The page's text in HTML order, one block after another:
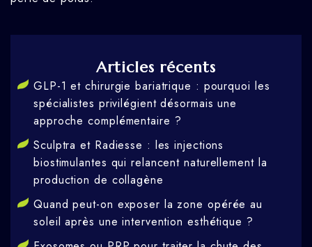
Articles récents
GLP-1 et chirurgie bariatrique : pourquoi les
spécialistes privilégient désormais une
approche complémentaire ?
Sculptra et Radiesse : les injections
biostimulantes qui relancent naturellement la
production de collagène
Quand peut-on exposer la zone opérée au
soleil après une intervention esthétique ?